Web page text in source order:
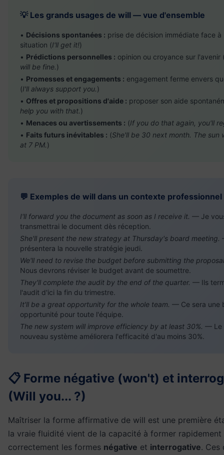
💡 Les grands usages de will — vue d'ensemble
• Décisions spontanées : prise de décision immédiate face à
situation (I'll get it!)
• Prédictions personnelles : opinion ou croyance sur l'avenir
will be fine.)
• Promesses et engagements : engagement ferme envers
(I'll always support you.)
• Offres et propositions d'aide : proposer son aide
help you with that.)
• Menaces ou avertissements : (If you do that again, you'll
• Faits futurs inévitables : (She'll be 30 next month. The sun
at 7 PM.)
💬 Exemples de will dans un contexte professionnel
I'll forward you the document as soon as I receive it. — Je
transmettrai le document dès réception.
She'll present the new strategy at Thursday's board meeting.
présentera la nouvelle stratégie jeudi.
We'll need to revise the budget before submitting the
Nous devrons réviser le budget avant de soumettre.
They'll complete the audit by the end of the quarter. — Ils
l'audit d'ici la fin du trimestre.
It'll be a great opportunity for the whole team. — Ce sera une
opportunité pour toute l'équipe.
The new system will improve efficiency by at least 30%. — Le
nouveau système améliorera l'efficacité d'au moins 30%.
📋 Forme négative (won't) et
(Will you... ?)
Maîtriser la forme affirmative de will est une première
la vraie fluidité vient de la capacité à former rapidement
correctement les formes négative et interrogative. Ces